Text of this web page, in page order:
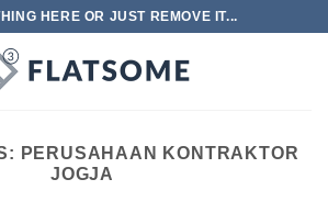
HERE OR JUST REMOVE IT...
PERUSAHAAN KONTRAKTOR
JOGJA